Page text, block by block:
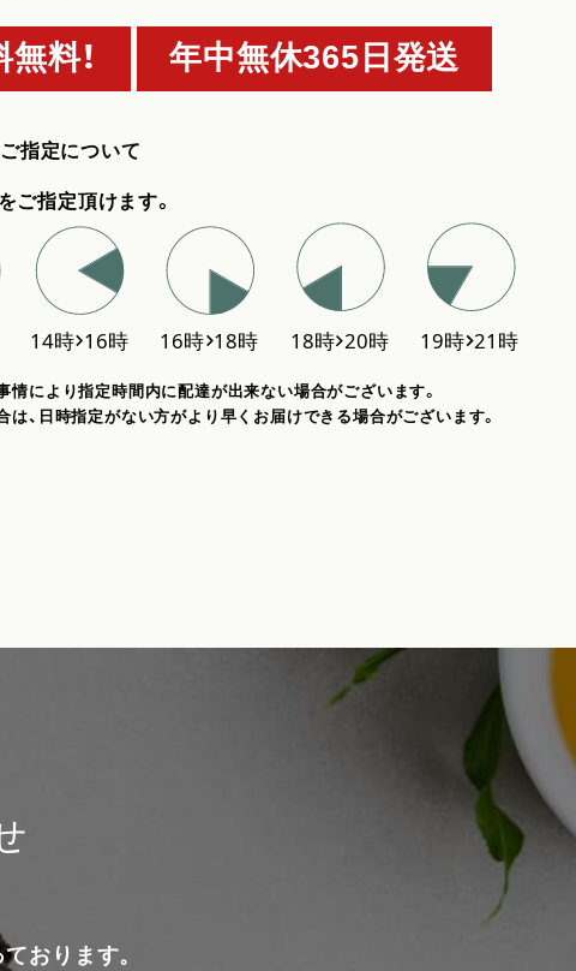
料！ 年中無休365日発送
指定について
ご指定頂けます。
情により指定時間内に配達が出来ない場合がございます。
は、日時指定がない方がより早くお届けできる場合がございます。
おります。